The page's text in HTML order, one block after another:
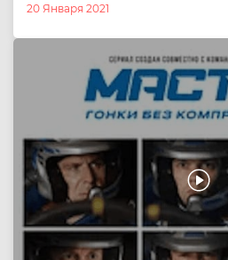
20 Января 2021